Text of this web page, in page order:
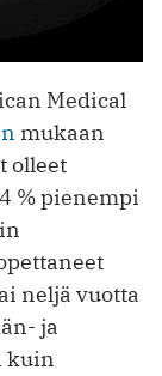
Medical
mukaan
olleet
% pienempi
neljä vuotta
ja
kuin